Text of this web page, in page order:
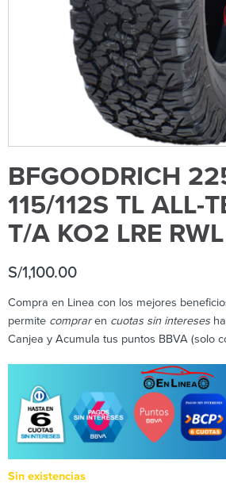
BFGOODRICH
115/112S TL ALL-
T/A KO2 LRE
S/1,100.00
Compra en Linea con los mejores
permite compraren cuotas sin intereses
Canjea y Acumula tus puntos BBVA (solo
Sin existencias